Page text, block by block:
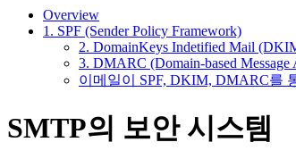
Overview
1. SPF (Sender Policy Framework)
2. DomainKeys Indetified Mail
3. DMARC (Domain-based
이메일이 SPF, DKIM, DMARC를
SMTP의 보안 시스템